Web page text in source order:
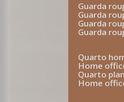
guarda
guarda
guarda
guarda
quarto
home
quarto
home